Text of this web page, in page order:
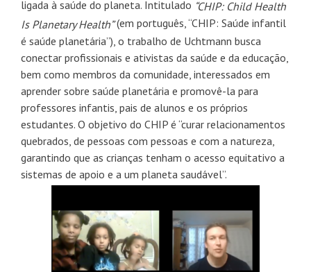
ligada à saúde do planeta. Intitulado “CHIP: Child Health
Is Planetary Health”(em português, “CHIP: Saúde infantil
é saúde planetária”), o trabalho de Uchtmann busca
conectar profissionais e ativistas da saúde e da educação,
bem como membros da comunidade, interessados em
aprender sobre saúde planetária e promovê-la para
professores infantis, pais de alunos e os próprios
estudantes. O objetivo do CHIP é “curar relacionamentos
quebrados, de pessoas com pessoas e com a natureza,
garantindo que as crianças tenham o acesso equitativo a
sistemas de apoio e a um planeta saudável”.